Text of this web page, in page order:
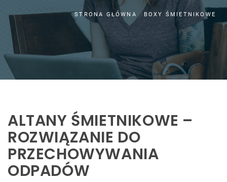
STRONA GŁÓWNA BOXY ŚMIETNIKOWE
ALTANY ŚMIETNIKOWE –
ROZWIĄZANIE DO
PRZECHOWYWANIA
ODPADÓW